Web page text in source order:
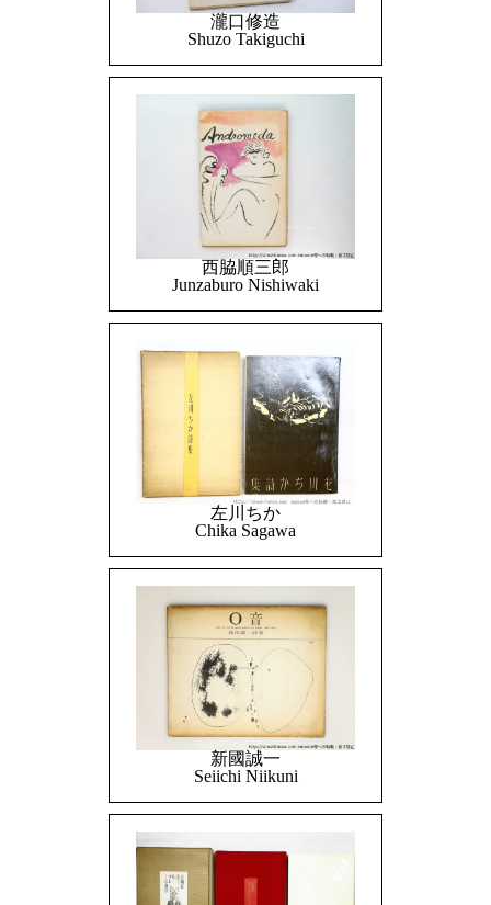
瀧口修造
Shuzo Takiguchi
西脇順三郎
Junzaburo Nishiwaki
左川ちか
Chika Sagawa
新國誠一
Seiichi Niikuni